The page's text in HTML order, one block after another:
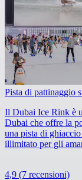
Pista di pattinaggio
Il Dubai Ice Rink è
Dubai che offre la
una pista di
illimitato per gli
4,9 (7 recensioni)